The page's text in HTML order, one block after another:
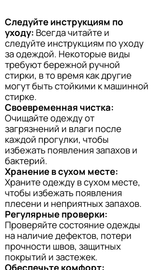
Следуйте инструкциям по
уходу: Всегда читайте и
следуйте инструкциям по уходу
за одеждой. Некоторые виды
требуют бережной ручной
стирки, в то время как другие
могут быть стойкими к машинной
стирке.
Своевременная чистка:
Очищайте одежду от
загрязнений и влаги после
каждой прогулки, чтобы
избежать появления запахов и
бактерий.
Хранение в сухом месте:
Храните одежду в сухом месте,
чтобы избежать появления
плесени и неприятных запахов.
Регулярные проверки:
Проверяйте состояние одежды
на наличие дефектов, потери
прочности швов, защитных
покрытий и застежек.